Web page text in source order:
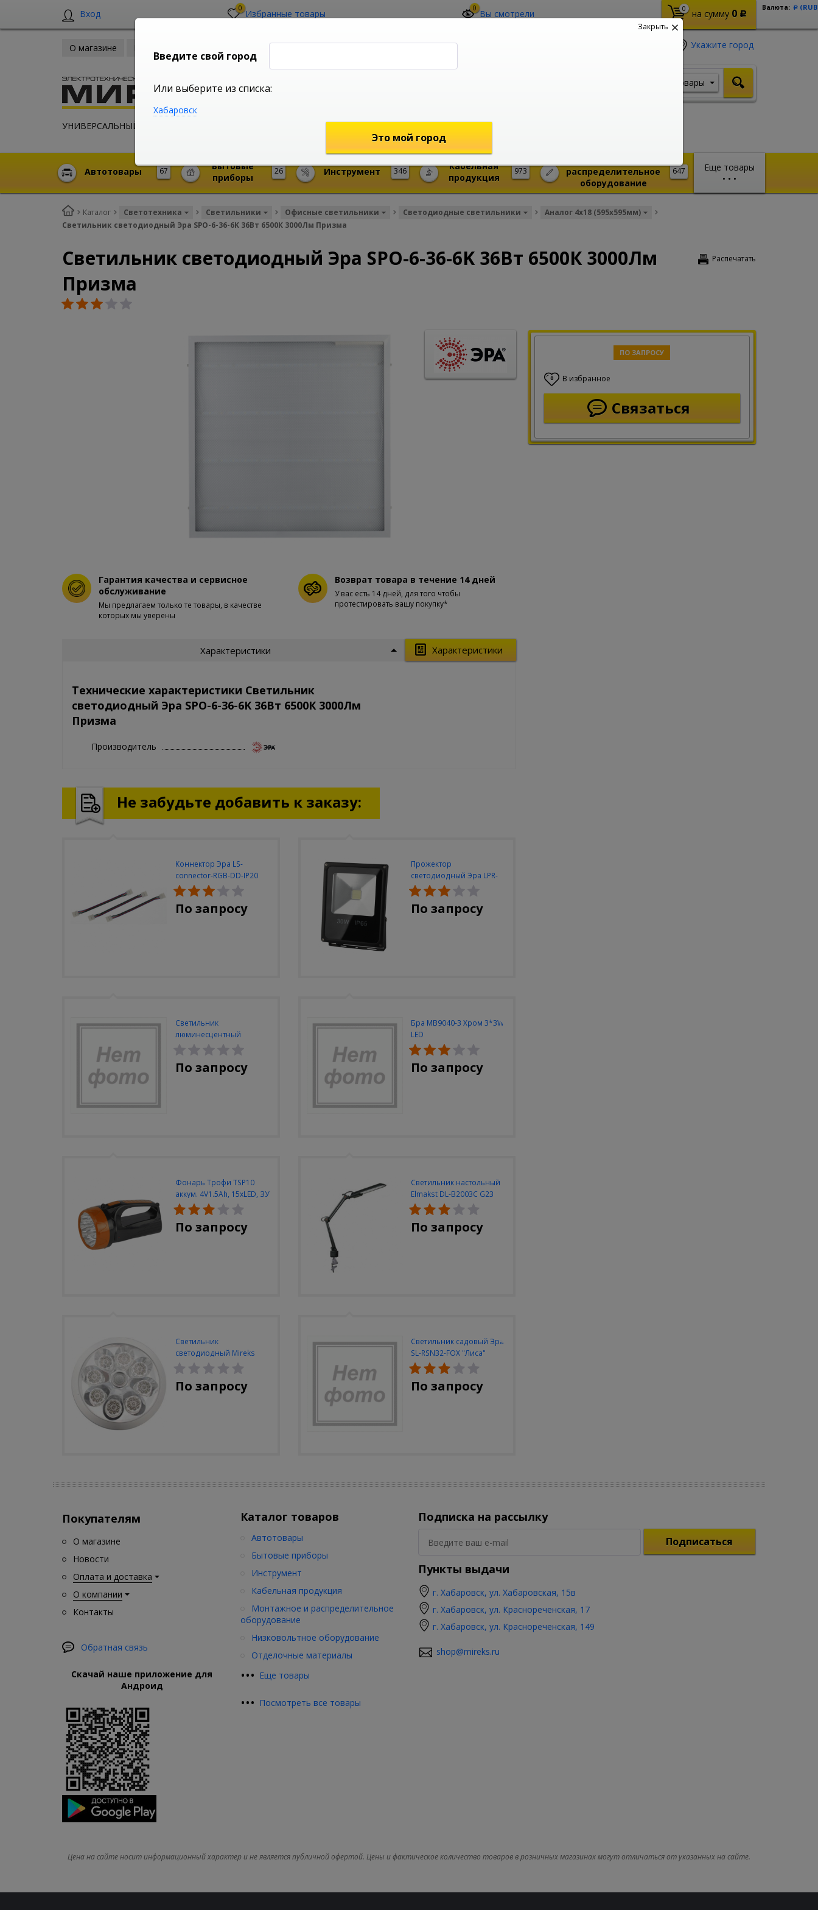
Вход 0 Избранные товары 0 Вы смотрели 0 на сумму 0 Р
Валюта: Р
О магазине
УНИВЕРСАЛЬНЫЙ ИНТЕРНЕТ МАГАЗИН
Укажите город
shop@mireks.ru
Товары
Еще товары
• • •
67
Автотовары 26
Бытовые
приборы
346
Инструмент 973
Кабельная
продукция
647
распределительное
оборудование
Каталог Светотехника Светильники Офисные светильники Светодиодные светильники
Аналог 4x18 (595x595мм)
Светильник светодиодный Эра SPO-6-36-6K 36Вт 6500К 3000Лм Призма
Распечатать
Светильник светодиодный Эра SPO-6-36-6K 36Вт 6500К 3000Лм
Призма
ПО ЗАПРОСУ
0 В избранное
Связаться
Гарантия качества и сервисное
обслуживание
Мы предлагаем только те товары, в качестве
которых мы уверены
Возврат товара в течение 14 дней
У вас есть 14 дней, для того чтобы
протестировать вашу покупку*
Характеристики
Характеристики
Технические характеристики Светильник
светодиодный Эра SPO-6-36-6K 36Вт 6500К 3000Лм
Призма
Производитель
Не забудьте добавить к заказу:
Коннектор Эра LS-
connector-RGB-DD-IP20
(3шт/уп)
По запросу
Прожектор
светодиодный Эра LPR-
30W-6500K-M
По запросу
Светильник
люминесцентный
Navigator NEL-A2-E130-T4-
840/WH
По запросу
Бра MB9040-3 Хром 3*3W
LED
По запросу
Фонарь Трофи TSP10
аккум. 4V1.5Ah, 15xLED, ЗУ
вилка 220V
По запросу
Светильник настольный
Elmakst DL-B2003C G23
черный струбцина
По запросу
Светильник
светодиодный Mireks
С-310-80-S (5W/4000-
5000K/500lm/датчик
движения)
По запросу
Светильник садовый Эра
SL-RSN32-FOX "Лиса"
солн.бат, полистоун,
цветной, 32 см
По запросу
Покупателям
О магазине
Новости
Оплата и доставка
О компании
Контакты
Обратная связь
Скачай наше приложение для
Андроид
Каталог товаров
••• Еще товары
Автотовары
Бытовые приборы
Инструмент
Кабельная продукция
Монтажное и распределительное
оборудование
Низковольтное оборудование
Отделочные материалы
••• Посмотреть все товары
Подписка на рассылку
Подписаться
Пункты выдачи
г. Хабаровск, ул. Хабаровская, 15в
г. Хабаровск, ул. Краснореченская, 17
г. Хабаровск, ул. Краснореченская, 149
shop@mireks.ru
Цена на сайте носит информационный характер и не является публичной офертой. Цены и фактическое количество товаров в розничных магазинах могут отличаться от указанных на сайте.
Закрыть
Введите свой город
Или выберите из списка:
Хабаровск
Это мой город